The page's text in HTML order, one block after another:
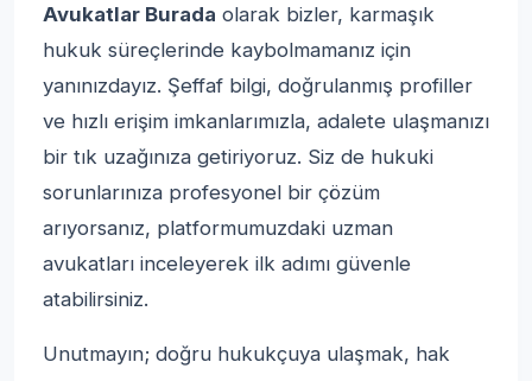
Avukatlar Burada olarak bizler, karmaşık
hukuk süreçlerinde kaybolmamanız için
yanınızdayız. Şeffaf bilgi, doğrulanmış profiller
ve hızlı erişim imkanlarımızla, adalete ulaşmanızı
bir tık uzağınıza getiriyoruz. Siz de hukuki
sorunlarınıza profesyonel bir çözüm
arıyorsanız, platformumuzdaki uzman
avukatları inceleyerek ilk adımı güvenle
atabilirsiniz.
Unutmayın; doğru hukukçuya ulaşmak, hak